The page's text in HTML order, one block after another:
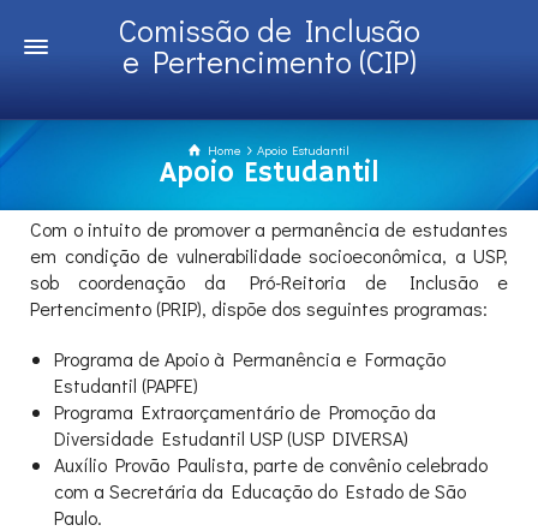
Comissão de Inclusão
e Pertencimento (CIP)
Home Apoio Estudantil
Apoio Estudantil
Com o intuito de promover a permanência de estudantes
em condição de vulnerabilidade socioeconômica, a USP,
sob coordenação da Pró-Reitoria de Inclusão e
Pertencimento (PRIP), dispõe dos seguintes programas:
Programa de Apoio à Permanência e Formação
Estudantil (PAPFE)
Programa Extraorçamentário de Promoção da
Diversidade Estudantil USP (USP DIVERSA)
Auxílio Provão Paulista, parte de convênio celebrado
com a Secretária da Educação do Estado de São
Paulo.